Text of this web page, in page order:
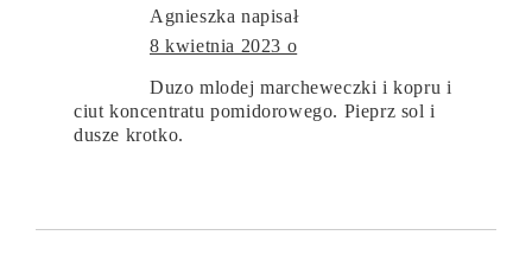
Agnieszka napisał
8 kwietnia 2023 o
Duzo mlodej marcheweczki i kopru i
ciut koncentratu pomidorowego. Pieprz sol i
dusze krotko.